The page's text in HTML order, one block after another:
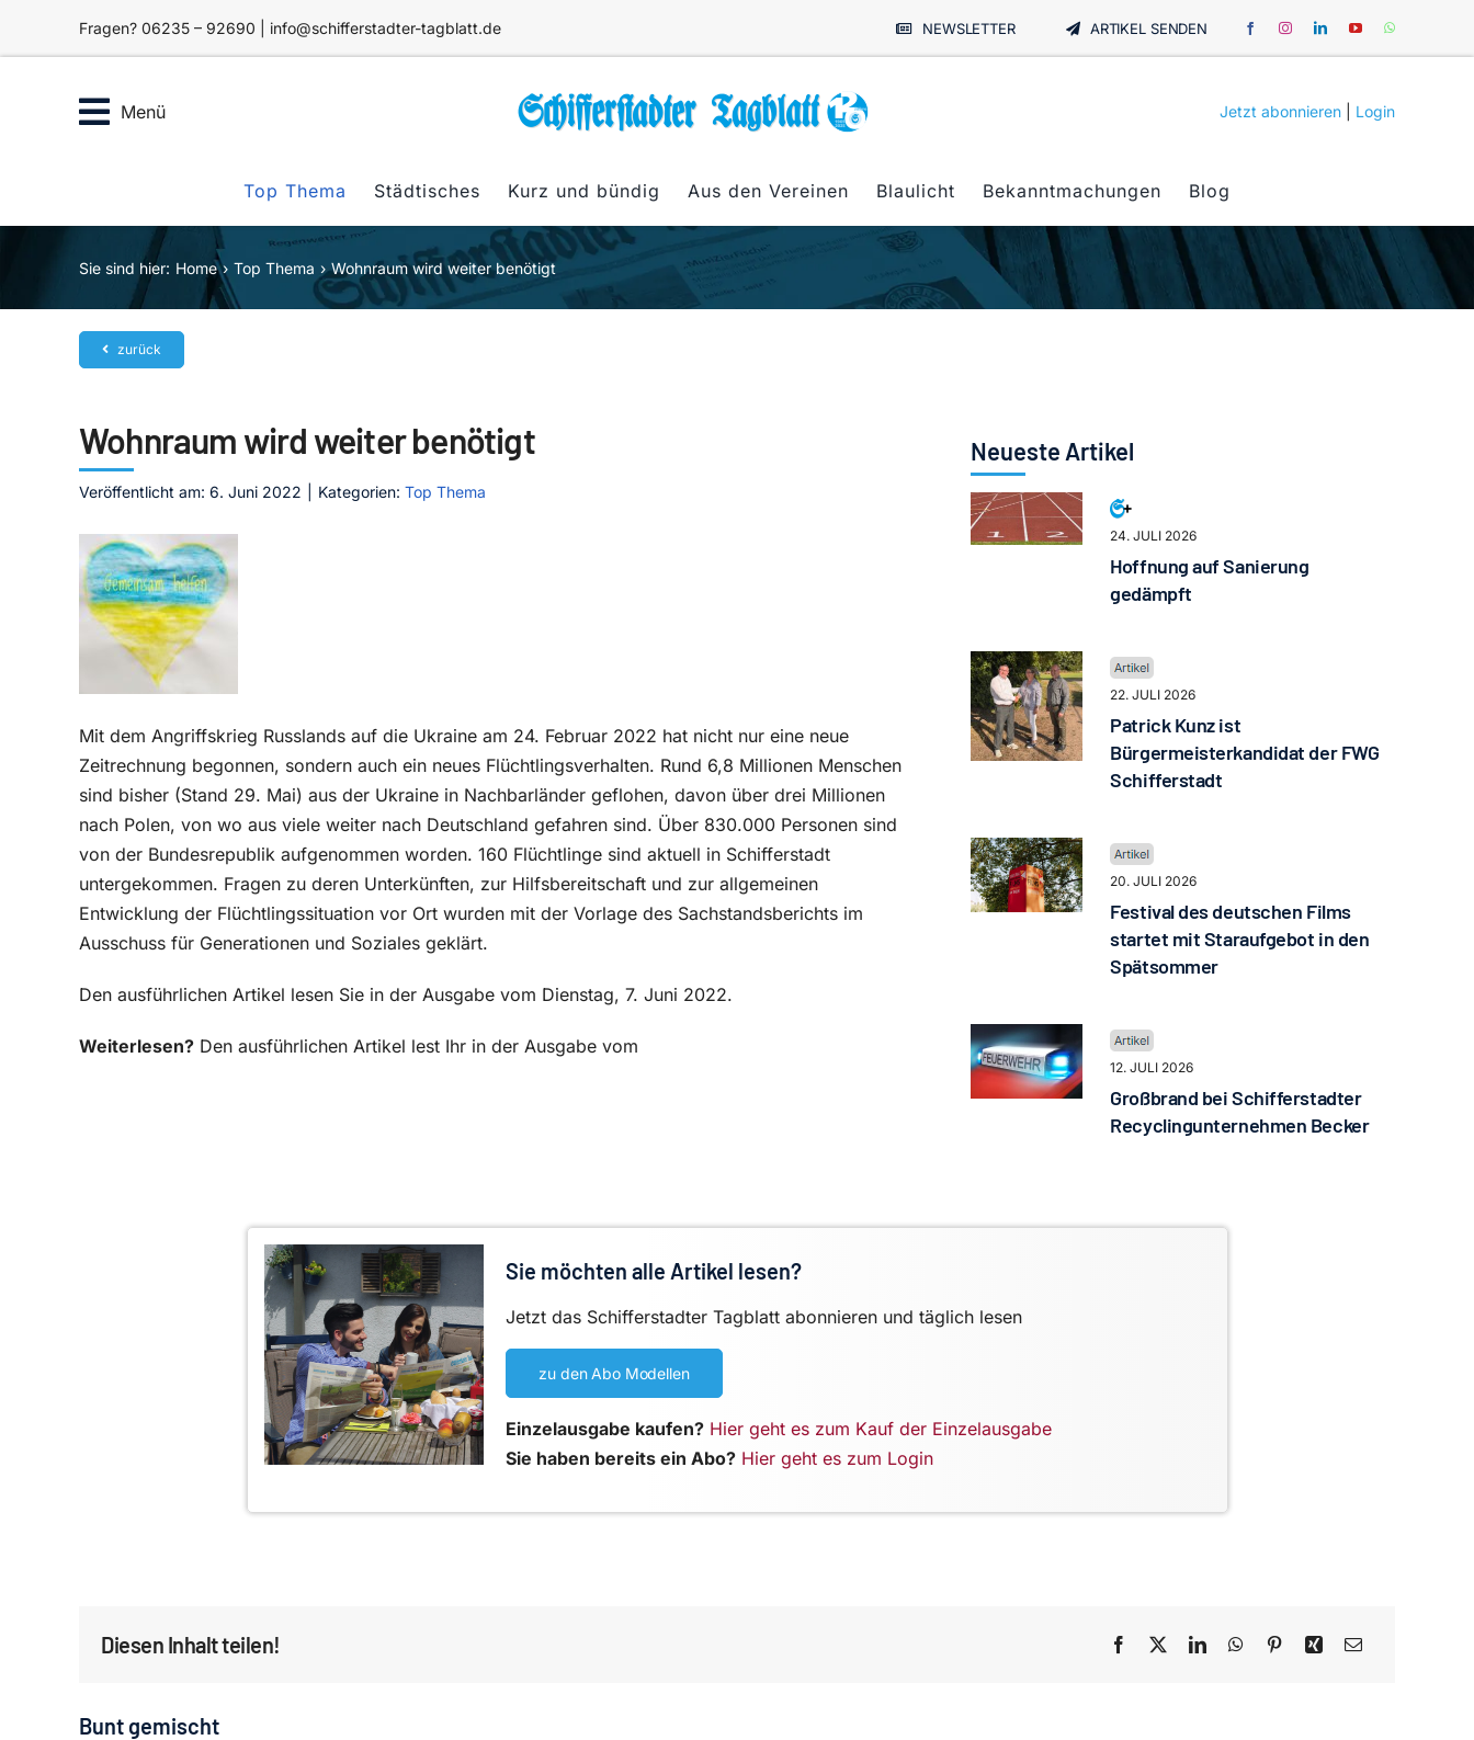
Fragen? 06235 – 92690 | info@schifferstadter-tagblatt.de NEWSLETTER ARTIKEL SENDEN
Menü Jetzt abonnieren Login
Top Thema Städtisches Kurz und bündig Aus den Vereinen Blaulicht Bekanntmachungen Blog
Sie sind hier: Home Top Thema Wohnraum wird weiter benötigt
zurück
Wohnraum wird weiter benötigt
Veröffentlicht am: 6. Juni 2022 Kategorien: Top Thema
Mit dem Angriffskrieg Russlands auf die Ukraine am 24. Februar 2022 hat nicht nur eine neue
Zeitrechnung begonnen, sondern auch ein neues Flüchtlingsverhalten. Rund 6,8 Millionen Menschen
sind bisher (Stand 29. Mai) aus der Ukraine in Nachbarländer geflohen, davon über drei Millionen
nach Polen, von wo aus viele weiter nach Deutschland gefahren sind. Über 830.000 Personen sind
von der Bundesrepublik aufgenommen worden. 160 Flüchtlinge sind aktuell in Schifferstadt
untergekommen. Fragen zu deren Unterkünften, zur Hilfsbereitschaft und zur allgemeinen
Entwicklung der Flüchtlingssituation vor Ort wurden mit der Vorlage des Sachstandsberichts im
Ausschuss für Generationen und Soziales geklärt.
Den ausführlichen Artikel lesen Sie in der Ausgabe vom Dienstag, 7. Juni 2022.
Weiterlesen? Den ausführlichen Artikel lest Ihr in der Ausgabe vom
Neueste Artikel
24. JULI 2026
Hoffnung auf Sanierung
gedämpft
22. JULI 2026
Patrick Kunz ist
Bürgermeisterkandidat der FWG
Schifferstadt
20. JULI 2026
Festival des deutschen Films
startet mit Staraufgebot in den
Spätsommer
12. JULI 2026
Großbrand bei Schifferstadter
Recyclingunternehmen Becker
Sie möchten alle Artikel lesen?
Jetzt das Schifferstadter Tagblatt abonnieren und täglich lesen
zu den Abo Modellen
Einzelausgabe kaufen? Hier geht es zum Kauf der Einzelausgabe
Sie haben bereits ein Abo? Hier geht es zum Login
Diesen Inhalt teilen!
Bunt gemischt